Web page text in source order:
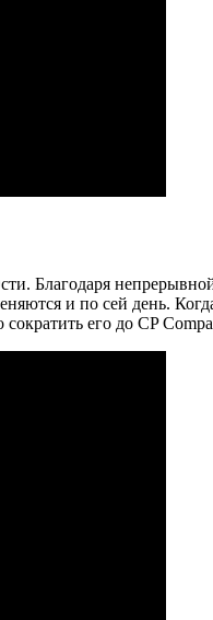
Благодаря
и по сей день.
его до CP